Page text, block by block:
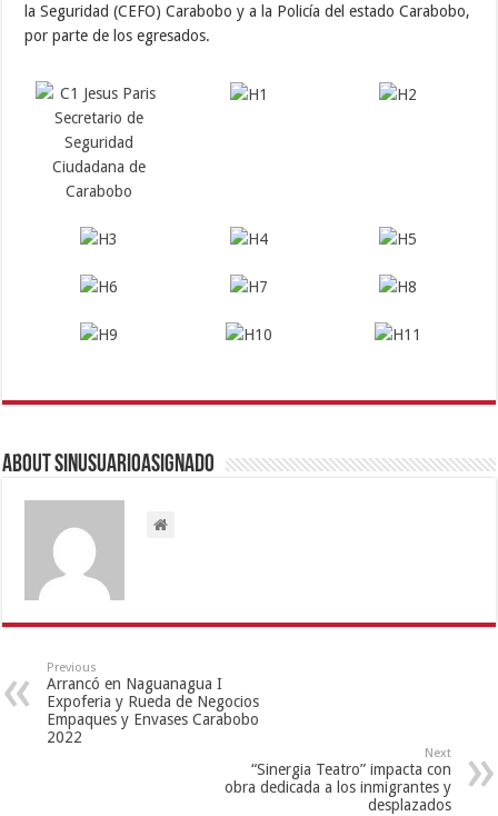
la Seguridad (CEFO) Carabobo y a la Policía del estado Carabobo,
por parte de los egresados.
About sinusuarioasignado
Previous
Arrancó en Naguanagua I
Expoferia y Rueda de Negocios
Empaques y Envases Carabobo
2022
Next
“Sinergia Teatro” impacta con
obra dedicada a los inmigrantes y
desplazados